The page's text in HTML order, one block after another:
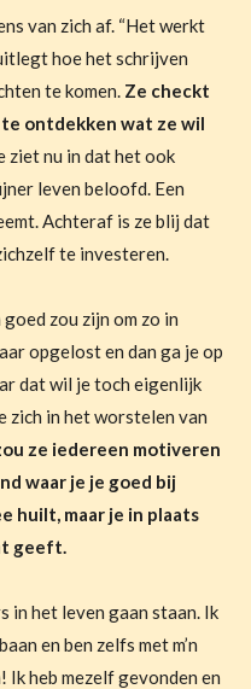
van zich af. “Het werkt
hoe het schrijven
te komen. Ze checkt
ontdekken wat ze wil
ziet nu in dat het ook
leven beloofd. Een
Achteraf is ze blij dat
te investeren.
zou zijn om zo in
opgelost en dan ga je op
dat wil je toch eigenlijk
zich in het worstelen van
ze iedereen motiveren
waar je je goed bij
huilt, maar je in plaats
geeft.
in het leven gaan staan. Ik
en ben zelfs met m’n
heb mezelf gevonden en